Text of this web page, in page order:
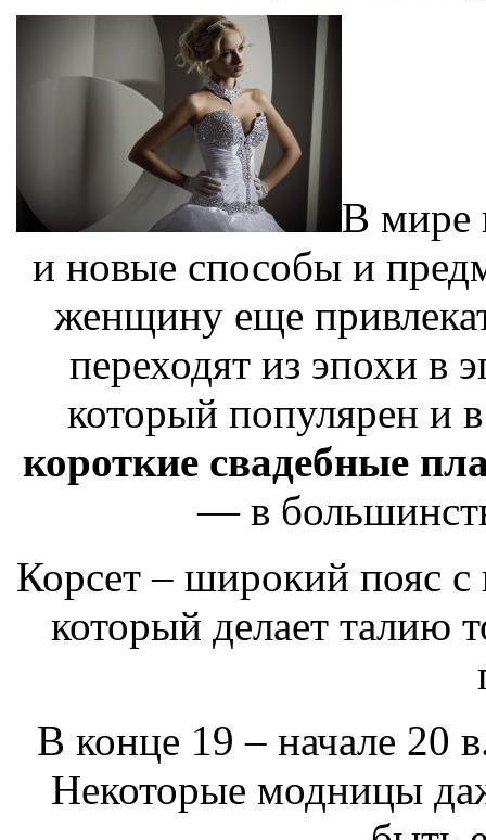
В мире
и новые способы и
женщину еще
переходят из эпохи в
который популярен и
короткие свадебные
— в
Корсет – широкий пояс
который делает талию
В конце 19 – начале 20
Некоторые модницы